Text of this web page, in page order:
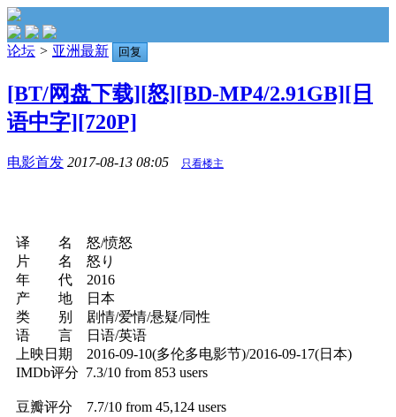
论坛 > 亚洲最新 回复
[BT/网盘下载][怒][BD-MP4/2.91GB][日
语中字][720P]
电影首发 2017-08-13 08:05 只看楼主
译 名 怒/愤怒
片 名 怒り
年 代 2016
产 地 日本
类 别 剧情/爱情/悬疑/同性
语 言 日语/英语
上映日期 2016-09-10(多伦多电影节)/2016-09-17(日本)
IMDb评分 7.3/10 from 853 users
豆瓣评分 7.7/10 from 45,124 users